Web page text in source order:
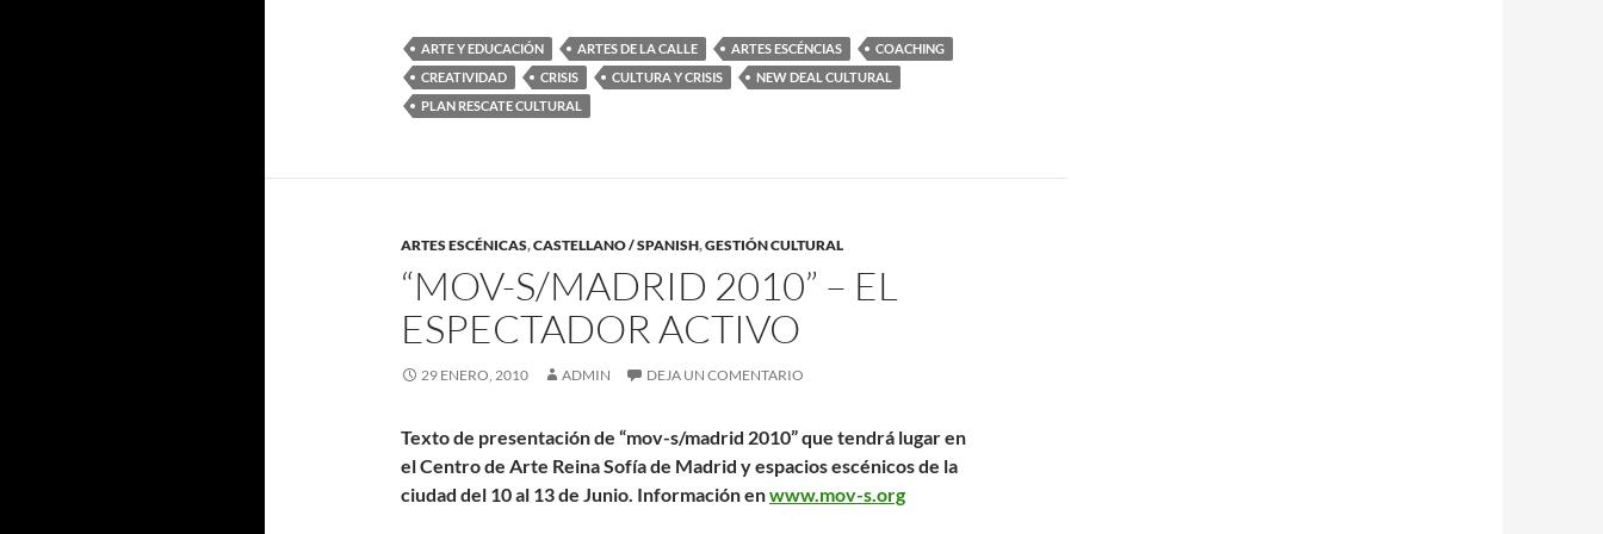
ARTE Y EDUCACIÓN ARTES DE LA CALLE ARTES ESCÉNCIAS
COACHING
CREATIVIDAD
CRISIS CULTURA Y CRISIS
NEW DEAL CULTURAL
PLAN RESCATE CULTURAL
ARTES ESCÉNICAS,CASTELLANO / SPANISH,GESTIÓN CULTURAL
“MOV-S/MADRID 2010” – EL
ESPECTADOR ACTIVO
29 ENERO, 2010 ADMIN DEJA UN COMENTARIO
Texto de presentación de “mov-s/madrid 2010” que tendrá lugar en
el Centro de Arte Reina Sofía de Madrid y espacios escénicos de la
ciudad del 10 al 13 de Junio. Información enwww.mov-s.org